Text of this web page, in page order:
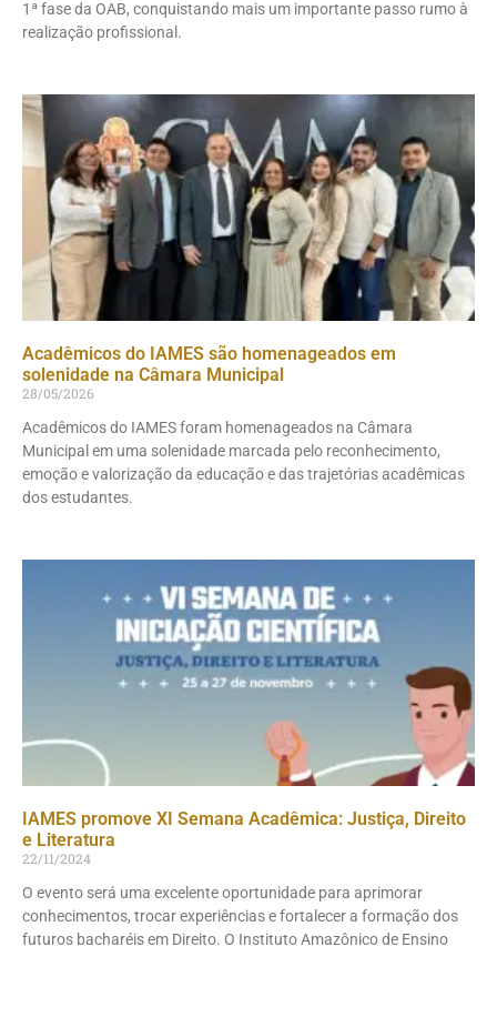
1ª fase da OAB, conquistando mais um importante passo rumo à
realização profissional.
Acadêmicos do IAMES são homenageados em
solenidade na Câmara Municipal
28/05/2026
Acadêmicos do IAMES foram homenageados na Câmara
Municipal em uma solenidade marcada pelo reconhecimento,
emoção e valorização da educação e das trajetórias acadêmicas
dos estudantes.
IAMES promove XI Semana Acadêmica: Justiça, Direito
e Literatura
22/11/2024
O evento será uma excelente oportunidade para aprimorar
conhecimentos, trocar experiências e fortalecer a formação dos
futuros bacharéis em Direito. O Instituto Amazônico de Ensino